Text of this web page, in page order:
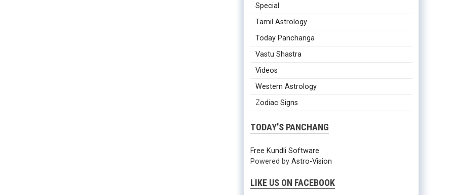
Special
Tamil Astrology
Today Panchanga
Vastu Shastra
Videos
Western Astrology
Zodiac Signs
TODAY’S PANCHANG
Free Kundli Software
Powered byAstro-Vision
LIKE US ON FACEBOOK